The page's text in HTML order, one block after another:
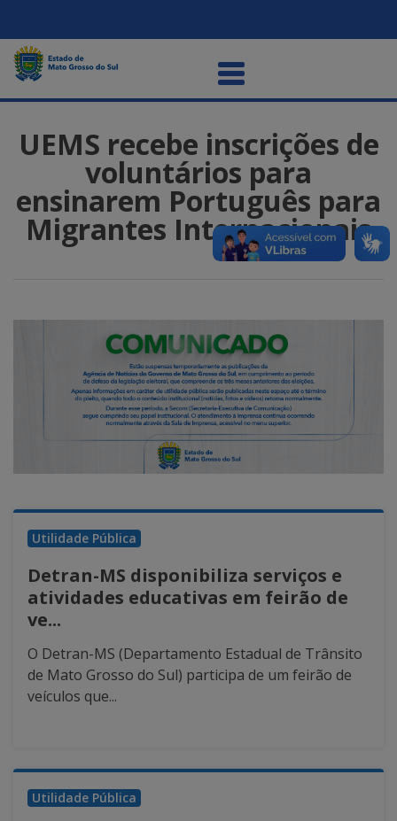
UEMS recebe inscrições de
voluntários para
ensinarem Português para
Migrantes Internacionais
Utilidade Pública
Detran-MS disponibiliza serviços e
atividades educativas em feirão de
ve...
O Detran-MS (Departamento Estadual de Trânsito
de Mato Grosso do Sul) participa de um feirão de
veículos que...
Utilidade Pública